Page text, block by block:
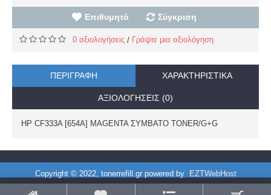
Επιθυμητό Σύγκριση
0 αξιολογήσεις / Γράψτε μια αξιολόγηση
ΠΕΡΙΓΡΑΦΉ ΧΑΡΑΚΤΗΡΙΣΤΙΚΆ
ΑΞΙΟΛΟΓΉΣΕΙΣ (0)
HP CF333A [654A] MAGENTA ΣΥΜΒΑΤΟ TONER/G+G
Copyright © 2022, tonerrefill.gr powered by EZTWebHost